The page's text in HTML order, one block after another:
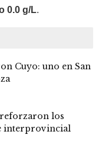
0.0 g/L.
Cuyo: uno en San
reforzaron los
interprovincial